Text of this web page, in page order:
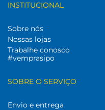
INSTITUCIONAL
Sobre nós
Nossas lojas
Trabalhe conosco
#vemprasipo
SOBRE O SERVIÇO
Envio e entrega